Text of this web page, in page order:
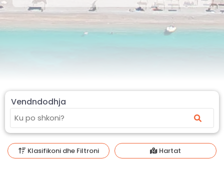
Vendndodhja
Klasifikoni dhe Filtroni Hartat